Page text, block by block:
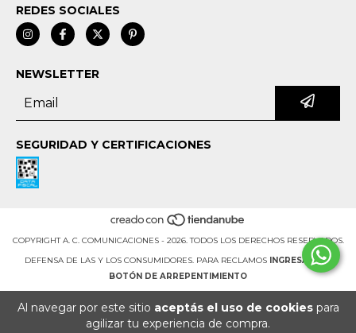
Al navegar por este sitio aceptás el uso de cookiespara
agilizar tu experiencia de compra.
REDES SOCIALES
NEWSLETTER
SEGURIDAD Y CERTIFICACIONES
COPYRIGHT A. C. COMUNICACIONES - 2026. TODOS LOS DERECHOS RESERVADOS.
DEFENSA DE LAS Y LOS CONSUMIDORES. PARA RECLAMOS
INGRESÁ ACÁ.
BOTÓN DE ARREPENTIMIENTO